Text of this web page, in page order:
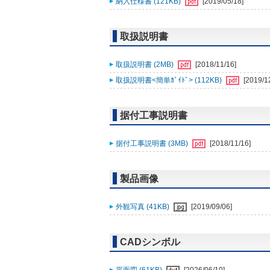
取扱説明書
取扱説明書 (2MB)
[2018/11/16]
取扱説明書<簡単ｶﾞｲﾄﾞ> (112KB)
[2019/
据付工事説明書
据付工事説明書 (3MB) [2018/11/16]
製品画像
外観写真 (41KB) [2019/09/06]
CADシンボル